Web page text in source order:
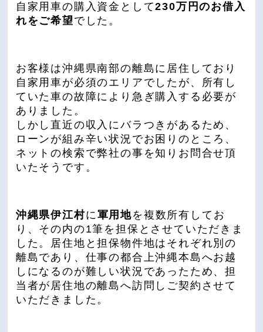
自家用車の購入資金として230万円のお借入
れをご希望でした。
お客様は沖縄県南部の離島に居住しており
自家用車が必須のエリアでしたが、所有し
ていた車の故障により急ぎ購入する必要が
ありました。
しかし直近の収入にバラつきがあるため、
ローンが組み辛い状況でお困りのところ、
ネットの検索で弊社の事を知りお問合せ頂
いたそうです。
沖縄県伊江村に軍用地を複数所有してお
り、その内の1筆を担保とさせていただきま
した。居住地と担保物件地はそれぞれ別の
離島であり、仕事の都合上沖縄本島へお越
しになるのが難しい状況であったため、担
当者が居住地の離島へ訪問しご契約させて
いただきました。